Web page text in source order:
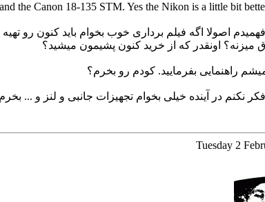
the Canon 18-135 STM. Yes the Nikon is a little bit
اصولا اگه فیلم برداری خوب بخوام باید کنون رو
میزنه؟ اونقدر که از خرید کنون پشیمون میشید؟
راهنمایی بفرمایید. کودم رو بخرم؟
نکنم در آینده خیلی بخوام تجهیزات جانبی و لنز و ...
Tuesday 2